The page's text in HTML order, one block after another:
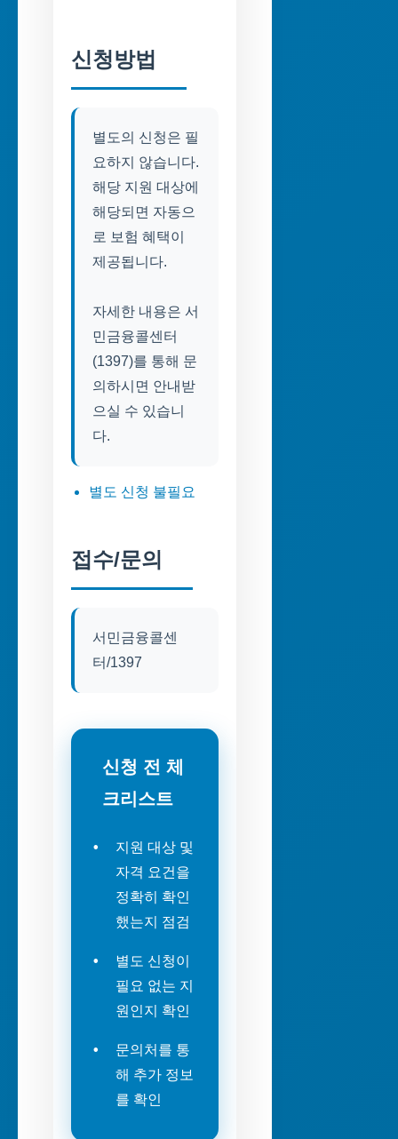
신청방법
별도의 신청은 필
요하지 않습니다.
해당 지원 대상에
해당되면 자동으
로 보험 혜택이
제공됩니다.
자세한 내용은 서
민금융콜센터
(1397)를 통해 문
의하시면 안내받
으실 수 있습니
다.
별도 신청 불필요
접수/문의
서민금융콜센
터/1397
신청 전 체
크리스트
지원 대상 및
자격 요건을
정확히 확인
했는지 점검
별도 신청이
필요 없는 지
원인지 확인
문의처를 통
해 추가 정보
를 확인